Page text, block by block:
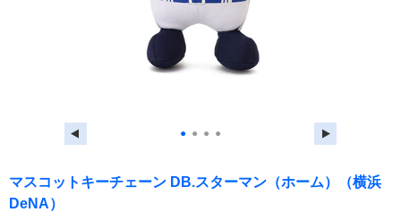
● ● ● ●
マスコットキーチェーン DB.スターマン（ホーム）（横浜
DeNA）